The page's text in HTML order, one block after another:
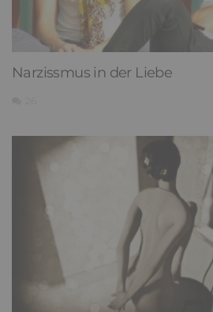
Narzissmus in der Liebe